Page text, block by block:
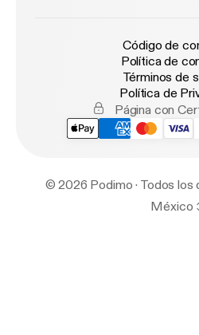
Código de
Política de
Términos de
Política de
Página con
© 2026 Podimo · Todos
México